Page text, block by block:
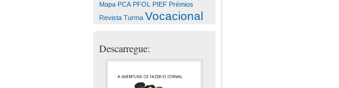
Mapa PCA PFOL PIEF Prémios
Revista Turma Vocacional
Descarregue: